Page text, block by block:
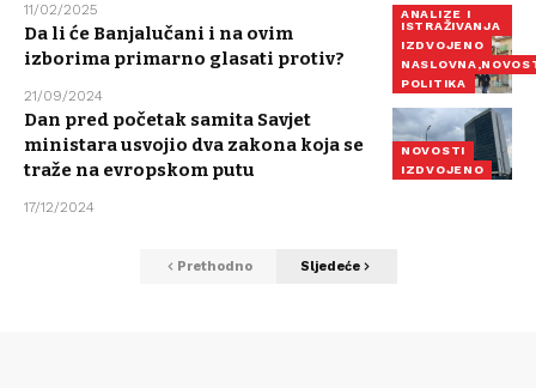
11/02/2025
ANALIZE I
ISTRAŽIVANJA
IZDVOJENO
POLITIKA
Da li će Banjalučani i na ovim
izborima primarno glasati protiv?
21/09/2024
NOVOSTI
IZDVOJENO
Dan pred početak samita Savjet
ministara usvojio dva zakona koja se
traže na evropskom putu
17/12/2024
Prethodno Sljedeće